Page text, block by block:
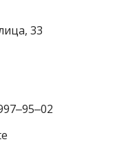
33